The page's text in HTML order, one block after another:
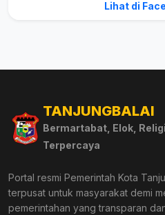
Lihat di
TANJUNGBALAI
Bermartabat, Elok,
Terpercaya
Portal resmi Pemerintah Kota
terpusat untuk masyarakat demi
pemerintahan yang transparan